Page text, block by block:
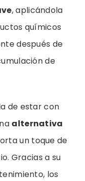
, aplicándola
químicos
después de
de
de estar con
alternativa
un toque de
Gracias a su
los